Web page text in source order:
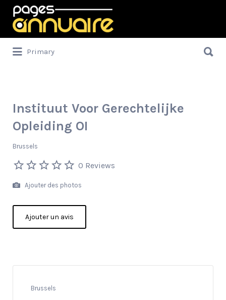
Rechercher:
Primary
Instituut Voor Gerechtelijke
Opleiding OI
Brussels
0 Reviews
Ajouter des photos
Ajouter un avis
Brussels